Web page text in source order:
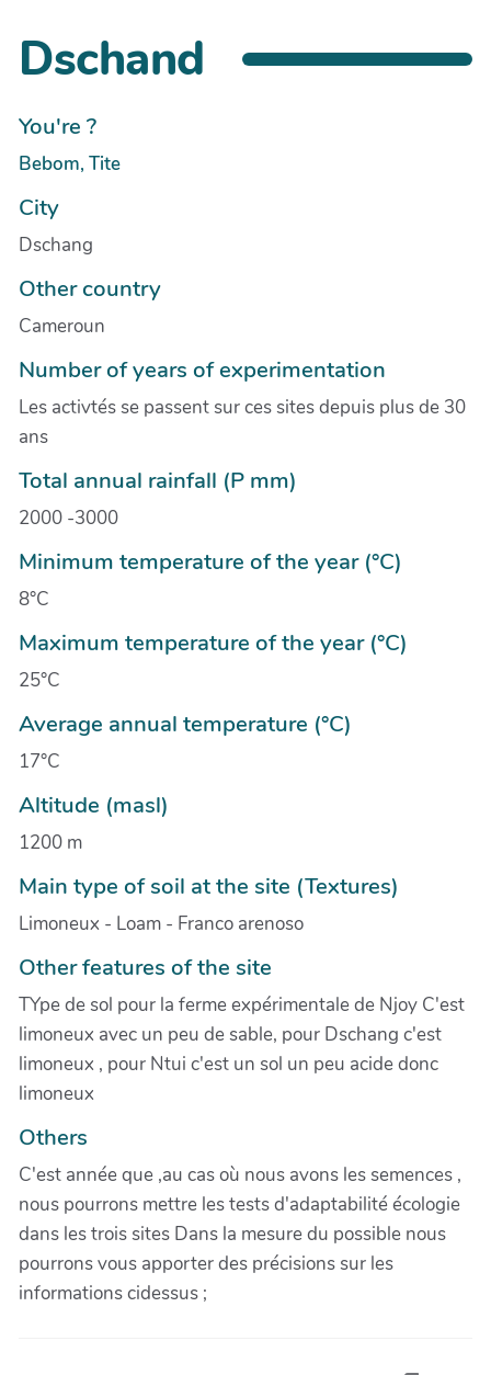
Dschand
You're ?
Bebom, Tite
City
Dschang
Other country
Cameroun
Number of years of experimentation
Les activtés se passent sur ces sites depuis plus de 30
ans
Total annual rainfall (P mm)
2000 -3000
Minimum temperature of the year (°C)
8°C
Maximum temperature of the year (°C)
25°C
Average annual temperature (°C)
17°C
Altitude (masl)
1200 m
Main type of soil at the site (Textures)
Limoneux - Loam - Franco arenoso
Other features of the site
TYpe de sol pour la ferme expérimentale de Njoy C'est
limoneux avec un peu de sable, pour Dschang c'est
limoneux , pour Ntui c'est un sol un peu acide donc
limoneux
Others
C'est année que ,au cas où nous avons les semences ,
nous pourrons mettre les tests d'adaptabilité écologie
dans les trois sites Dans la mesure du possible nous
pourrons vous apporter des précisions sur les
informations cidessus ;